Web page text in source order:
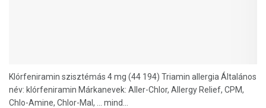
Klórfeniramin szisztémás 4 mg (44 194) Triamin allergia Általános
név: klórfeniramin Márkanevek: Aller-Chlor, Allergy Relief, CPM,
Chlo-Amine, Chlor-Mal, ... mind...